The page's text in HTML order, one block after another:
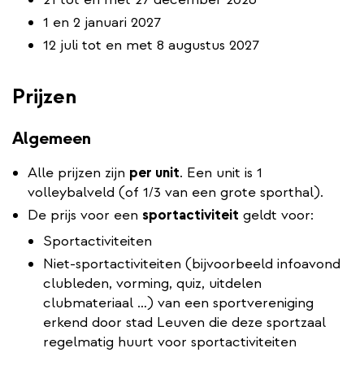
1 en 2 januari 2027
12 juli tot en met 8 augustus 2027
Prijzen
Algemeen
Alle prijzen zijn per unit. Een unit is 1
volleybalveld (of 1/3 van een grote sporthal).
De prijs voor een sportactiviteit geldt voor:
Sportactiviteiten
Niet-sportactiviteiten (bijvoorbeeld infoavond
clubleden, vorming, quiz, uitdelen
clubmateriaal …) van een sportvereniging
erkend door stad Leuven die deze sportzaal
regelmatig huurt voor sportactiviteiten